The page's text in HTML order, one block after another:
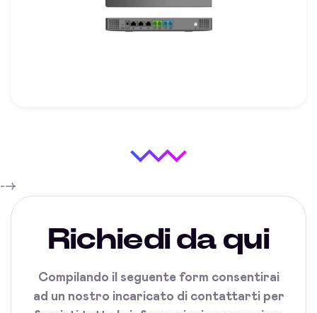
-->
Richiedi da qui
Compilando il seguente form consentirai
ad un nostro incaricato di contattarti per